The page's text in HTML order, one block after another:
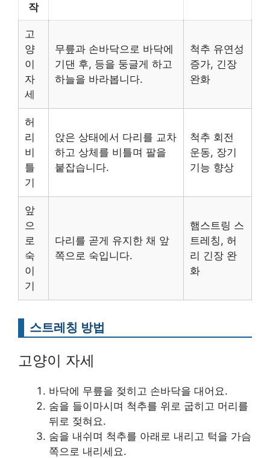
작
고
양
이
자
세
무릎과 손바닥으로 바닥에
기댄 후, 등을 둥글게 하고
하늘을 바라봅니다.
척추 유연성
증가, 긴장
완화
허
리
비
틀
기
앉은 상태에서 다리를 교차
하고 상체를 비틀며 팔을
붙잡습니다.
척추 회전
운동, 장기
기능 향상
앞
으
로
숙
이
기
다리를 곧게 유지한 채 앞
쪽으로 숙입니다.
햄스트링 스
트레칭, 허
리 긴장 완
화
스트레칭 방법
고양이 자세
바닥에 무릎을 젖히고 손바닥을 대어요.
숨을 들이마시며 척추를 위로 굽히고 머리를
뒤로 젖혀요.
숨을 내쉬며 척추를 아래로 내리고 턱을 가슴
쪽으로 내리세요.